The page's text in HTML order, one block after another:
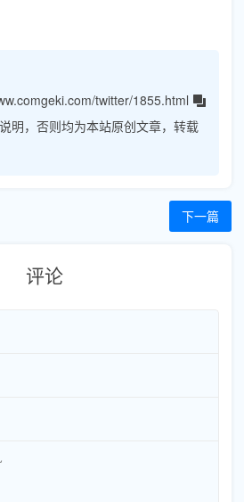
twitter/1855.html
明，否则均为本站原创文章，转载
下一篇
评论